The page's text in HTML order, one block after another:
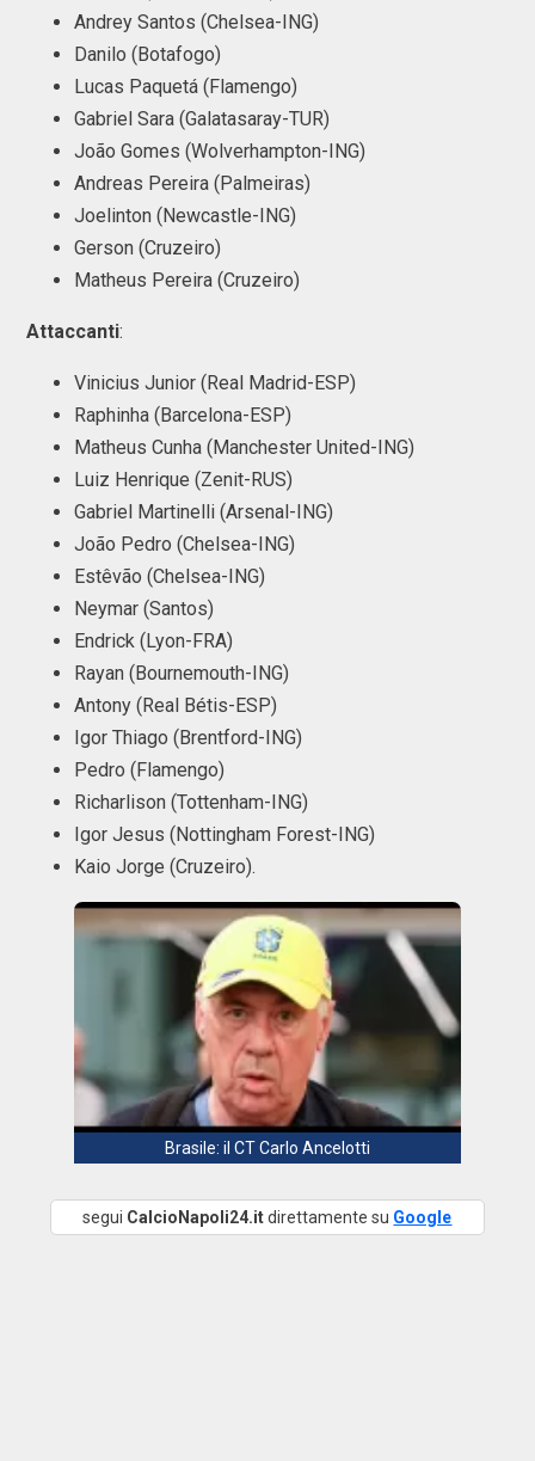
Andrey Santos (Chelsea-ING)
Danilo (Botafogo)
Lucas Paquetá (Flamengo)
Gabriel Sara (Galatasaray-TUR)
João Gomes (Wolverhampton-ING)
Andreas Pereira (Palmeiras)
Joelinton (Newcastle-ING)
Gerson (Cruzeiro)
Matheus Pereira (Cruzeiro)
Attaccanti:
Vinicius Junior (Real Madrid-ESP)
Raphinha (Barcelona-ESP)
Matheus Cunha (Manchester United-ING)
Luiz Henrique (Zenit-RUS)
Gabriel Martinelli (Arsenal-ING)
João Pedro (Chelsea-ING)
Estêvão (Chelsea-ING)
Neymar (Santos)
Endrick (Lyon-FRA)
Rayan (Bournemouth-ING)
Antony (Real Bétis-ESP)
Igor Thiago (Brentford-ING)
Pedro (Flamengo)
Richarlison (Tottenham-ING)
Igor Jesus (Nottingham Forest-ING)
Kaio Jorge (Cruzeiro).
Brasile: il CT Carlo Ancelotti
segui CalcioNapoli24.itdirettamente su Google